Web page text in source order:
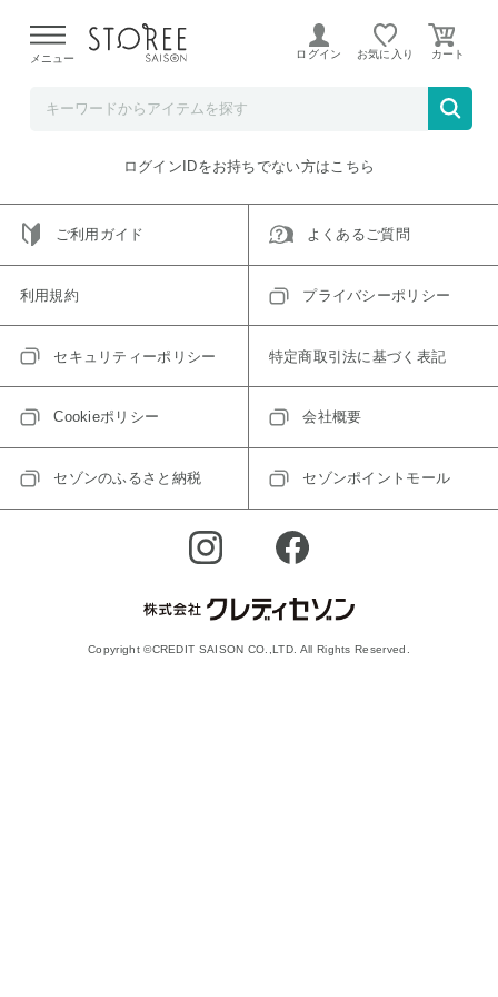
よる配送遅延が発生しております。
メニュー ログイン お気に入り
ご指定のアイテムは取り扱い終了、またはただいま取り扱い
トップへ戻る
ログインIDをお持ちでない方はこちら
ご利用ガイド よくあるご質問
利用規約 プライバシーポリシー
セキュリティーポリシー 特定商取引法に基づく表記
Cookieポリシー 会社概要
セゾンのふるさと納税 セゾンポイントモール
Copyright ©CREDIT SAISON CO.,LTD. All Rights Reserved.